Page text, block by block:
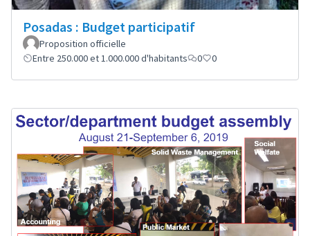
Posadas : Budget participatif
Proposition officielle
Entre 250.000 et 1.000.000 d'habitants
0 0